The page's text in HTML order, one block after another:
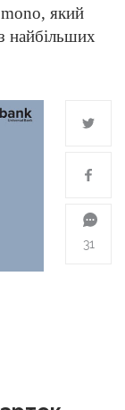
який
найбільших
31